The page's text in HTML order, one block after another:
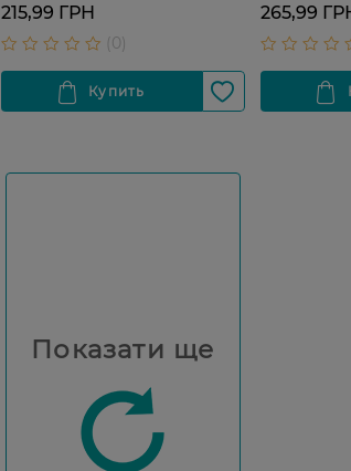
215,99 ГРН 265,99
Показати ще